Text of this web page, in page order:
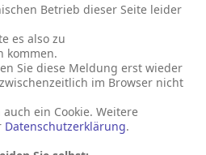
Betrieb dieser Seite leider
es also zu
kommen.
Sie diese Meldung erst wieder
im Browser nicht
ein Cookie. Weitere
Datenschutzerklärung.